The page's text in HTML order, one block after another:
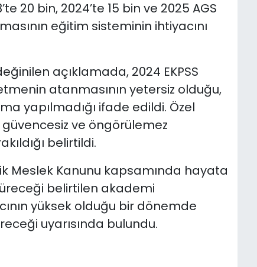
20 bin, 2024’te 15 bin ve 2025 AGS
eğitim sisteminin ihtiyacını
açıklamada, 2024 EKPSS
atanmasının yetersiz olduğu,
yapılmadığı ifade edildi. Özel
ve öngörülemez
belirtildi.
Meslek Kanunu kapsamında hayata
belirtilen akademi
yüksek olduğu bir dönemde
uyarısında bulundu.